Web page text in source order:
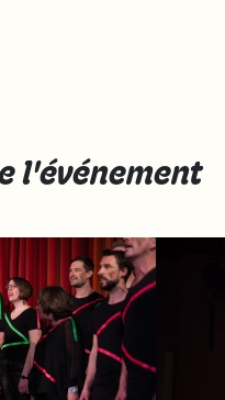
l'événement